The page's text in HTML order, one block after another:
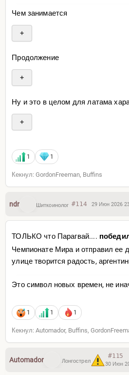
Чем занимается
+
Продолжение
+
Ну и это в целом для латама
+
1 1
Кекнул: GordonFreeman, Buffins
ndr Шиткоинолог #114 29 Июн 2026
ТОЛЬКО что Парагвай....
Чемпионате Мира и отправил ее
улице творится радость,
Это символ новых времен, не
1 1 1
Кекнул: Automador, Buffins,
Automador Лонгострел
#115
30 Июн